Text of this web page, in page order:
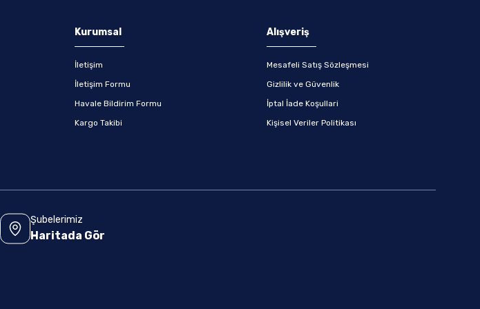
Kurumsal
İletişim
İletişim Formu
Havale Bildirim Formu
Kargo Takibi
Alışveriş
Mesafeli Satış Sözleşmesi
Gizlilik ve Güvenlik
İptal İade Koşullari
Kişisel Veriler Politikası
Şubelerimiz
Haritada Gör